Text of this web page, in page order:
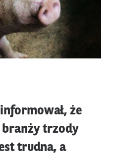
że
trzody
trudna, a